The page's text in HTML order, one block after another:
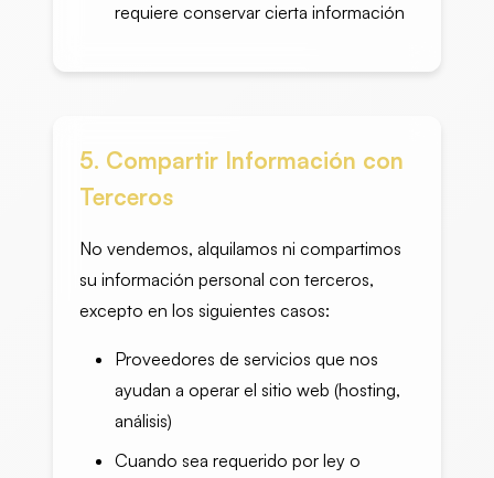
requiere conservar cierta información
5. Compartir Información con
Terceros
No vendemos, alquilamos ni compartimos
su información personal con terceros,
excepto en los siguientes casos:
Proveedores de servicios que nos
ayudan a operar el sitio web (hosting,
análisis)
Cuando sea requerido por ley o